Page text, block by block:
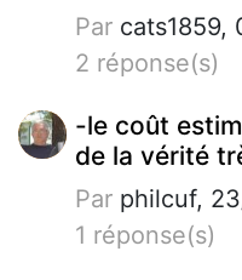
Par cats1859,
2 réponse(s)
-le coût
de la vérité
Par philcuf,
1 réponse(s)